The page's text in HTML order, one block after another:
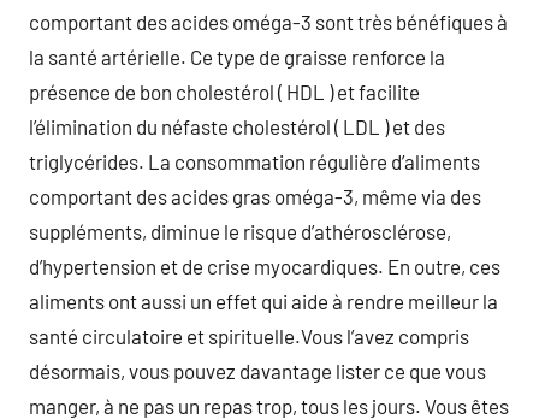
comportant des acides oméga-3 sont très bénéfiques à
la santé artérielle. Ce type de graisse renforce la
présence de bon cholestérol ( HDL ) et facilite
l’élimination du néfaste cholestérol ( LDL ) et des
triglycérides. La consommation régulière d’aliments
comportant des acides gras oméga-3, même via des
suppléments, diminue le risque d’athérosclérose,
d’hypertension et de crise myocardiques. En outre, ces
aliments ont aussi un effet qui aide à rendre meilleur la
santé circulatoire et spirituelle.Vous l’avez compris
désormais, vous pouvez davantage lister ce que vous
manger, à ne pas un repas trop, tous les jours. Vous êtes